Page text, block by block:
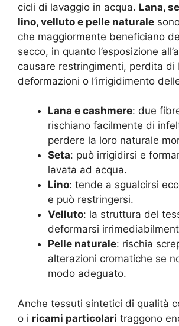
cicli di lavaggio in acqua. Lana,
lino, velluto e pelle naturale
che maggiormente beneficiano
secco, in quanto l’esposizione
causare restringimenti, perdita di
deformazioni o l’irrigidimento
Lana e cashmere: due
rischiano facilmente di
perdere la loro naturale
Seta: può irrigidirsi e
lavata ad acqua.
Lino: tende a sgualcirsi
e può restringersi.
Velluto: la struttura del
deformarsi
Pelle naturale: rischia
alterazioni cromatiche se
modo adeguato.
Anche tessuti sintetici di qualità
o i ricami particolari traggono